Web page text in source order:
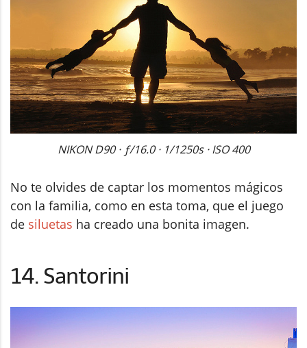
NIKON D90 · ƒ/16.0 · 1/1250s · ISO 400
No te olvides de captar los momentos mágicos
con la familia, como en esta toma, que el juego
de siluetas ha creado una bonita imagen.
14. Santorini